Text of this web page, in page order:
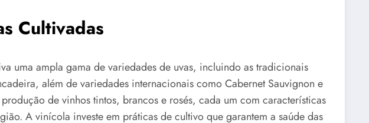
Cultivadas
uma ampla gama de variedades de uvas, incluindo as tradicionais
além de variedades internacionais como Cabernet Sauvignon e
de vinhos tintos, brancos e rosés, cada um com características
A vinícola investe em práticas de cultivo que garantem a saúde das